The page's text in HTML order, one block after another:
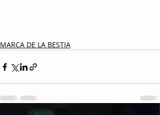
MARCA DE LA BESTIA